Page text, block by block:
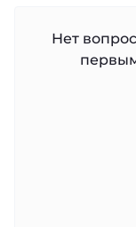
Нет